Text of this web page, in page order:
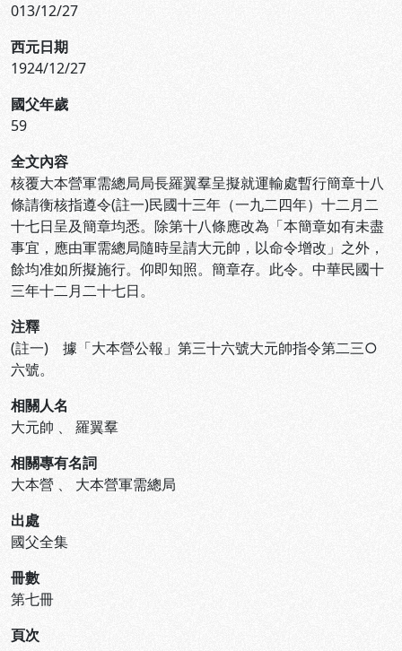
013/12/27
西元日期
1924/12/27
國父年歲
59
全文內容
核覆大本營軍需總局局長羅翼羣呈擬就運輸處暫行簡章十八
條請衡核指遵令(註一)民國十三年（一九二四年）十二月二
十七日呈及簡章均悉。除第十八條應改為「本簡章如有未盡
事宜，應由軍需總局隨時呈請大元帥，以命令增改」之外，
餘均准如所擬施行。仰即知照。簡章存。此令。中華民國十
三年十二月二十七日。
注釋
(註一) 據「大本營公報」第三十六號大元帥指令第二三○
六號。
相關人名
大元帥 、 羅翼羣
相關專有名詞
大本營 、 大本營軍需總局
出處
國父全集
冊數
第七冊
頁次